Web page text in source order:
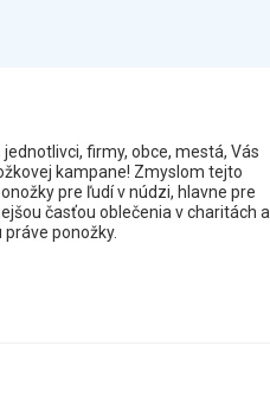
jednotlivci, firmy, obce, mestá, Vás
kampane! Zmyslom tejto
pre ľudí v núdzi, hlavne pre
časťou oblečenia v charitách a
ponožky.